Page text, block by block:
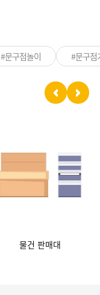
#문구점놀이 #문구점
물건 판매대